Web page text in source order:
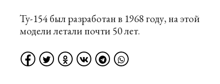
Ту-154 был разработан в 1968 году, на этой
модели летали почти 50 лет.